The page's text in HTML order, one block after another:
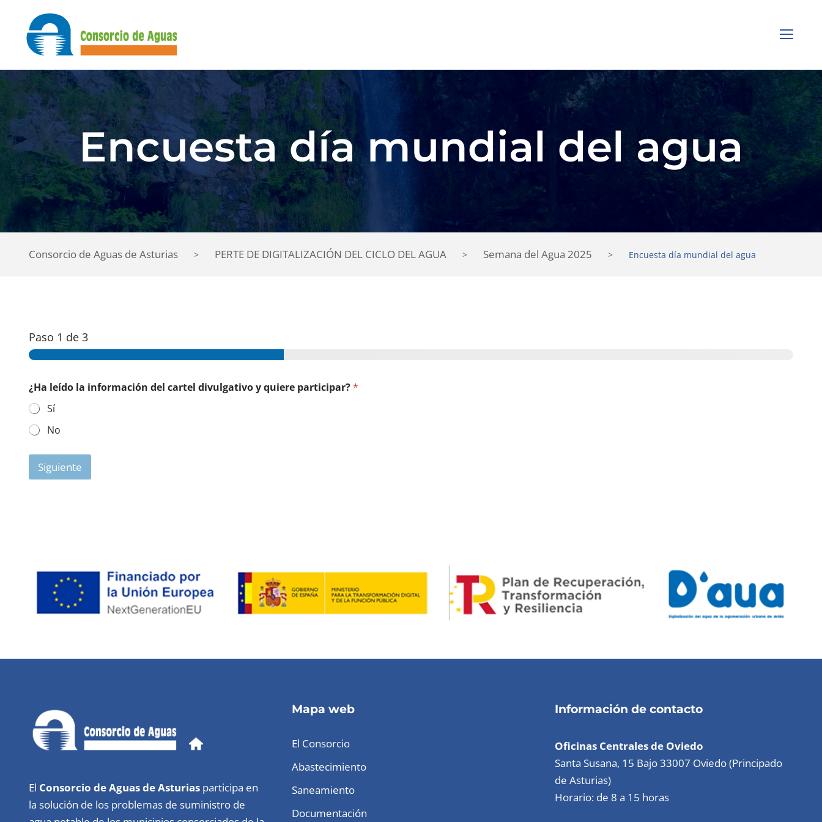
Encuesta día mundial del agua
Consorcio de Aguas de Asturias > PERTE DE DIGITALIZACIÓN DEL CICLO DEL AGUA > Semana del Agua 2025 > Encuesta día mundial del agua
Paso 1 de 3
¿Ha leído la información del cartel divulgativo y quiere participar?*
Sí
No
Siguiente
El Consorcio de Aguas de Asturias participa en
la solución de los problemas de suministro de
Mapa web
El Consorcio
Abastecimiento
Saneamiento
Documentación
Información de contacto
Oficinas Centrales de Oviedo
Santa Susana, 15 Bajo 33007 Oviedo (Principado
de Asturias)
Horario: de 8 a 15 horas